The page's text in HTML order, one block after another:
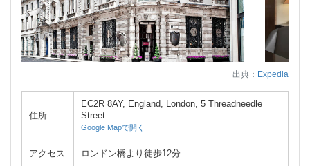
出典： Expedia
住所
EC2R 8AY, England, London, 5 Threadneedle
Street
Google Mapで開く
アクセス ロンドン橋より徒歩12分